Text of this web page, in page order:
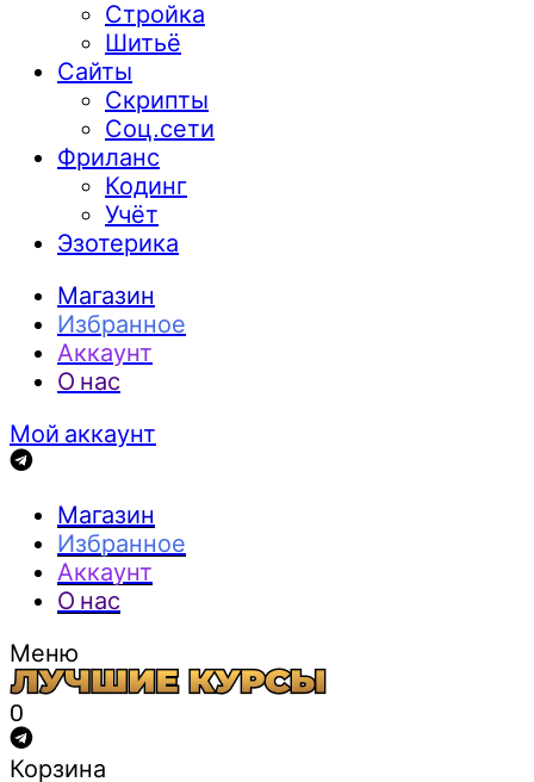
Стройка
Шитьё
Сайты
Скрипты
Соц.сети
Фриланс
Кодинг
Учёт
Эзотерика
Магазин
Избранное
Аккаунт
О нас
Мой аккаунт
Магазин
Избранное
Аккаунт
О нас
Меню
0
Корзина